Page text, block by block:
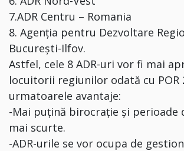
7.ADR Centru – Romania
8. Agenția pentru Dezvoltare
București-Ilfov.
Astfel, cele 8 ADR-uri vor fi mai
locuitorii regiunilor odată cu POR
urmatoarele avantaje:
-Mai puțină birocrație și perioade
mai scurte.
-ADR-urile se vor ocupa de